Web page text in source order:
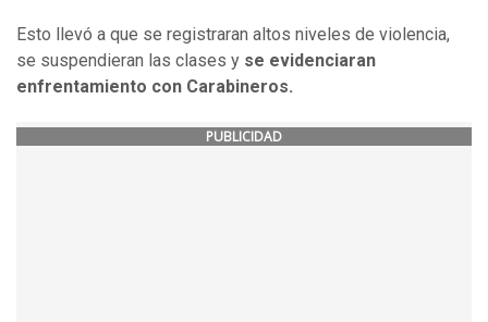
Esto llevó a que se registraran altos niveles de violencia,
se suspendieran las clases y se evidenciaran
enfrentamiento con Carabineros.
PUBLICIDAD